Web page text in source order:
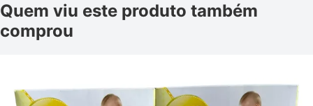
Quem viu este produto também
comprou